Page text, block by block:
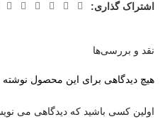
اشتراک گذاری:
نقد و بررسی‌ها
هیچ دیدگاهی برای این محصول
اولین کسی باشید که دیدگاهی می